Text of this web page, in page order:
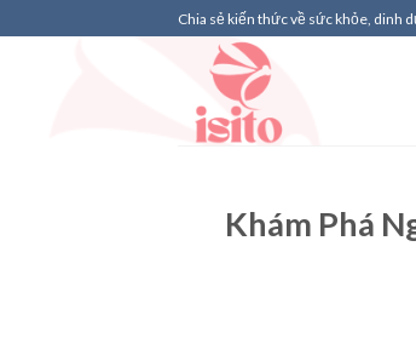
to
Chia sẻ kiến thức về sức khỏe, dinh
Khám Phá